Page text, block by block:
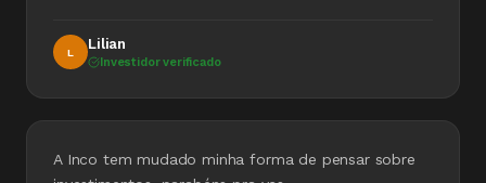
L
Lilian
Investidor verificado
A Inco tem mudado minha forma de pensar sobre